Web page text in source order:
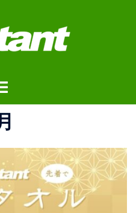
ル
ュ